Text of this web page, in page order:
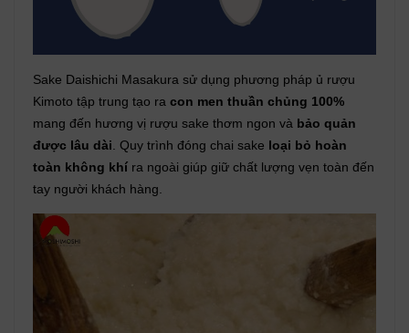
Sake Daishichi Masakura sử dụng phương pháp ủ rượu
Kimoto tập trung tạo ra con men thuần chủng 100%
mang đến hương vị rượu sake thơm ngon và bảo quản
được lâu dài . Quy trình đóng chai sake loại bỏ hoàn
toàn không khí ra ngoài giúp giữ chất lượng vẹn toàn đến
tay người khách hàng.